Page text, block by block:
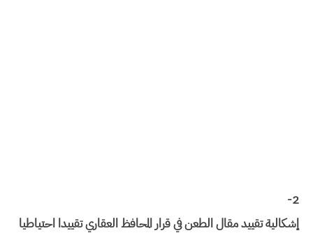
2-
إشكالية تقييد مقال الطعن في قرار المحافظ العقاري تقييدا احتياطيا